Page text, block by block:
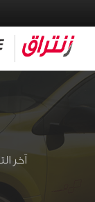
آخر